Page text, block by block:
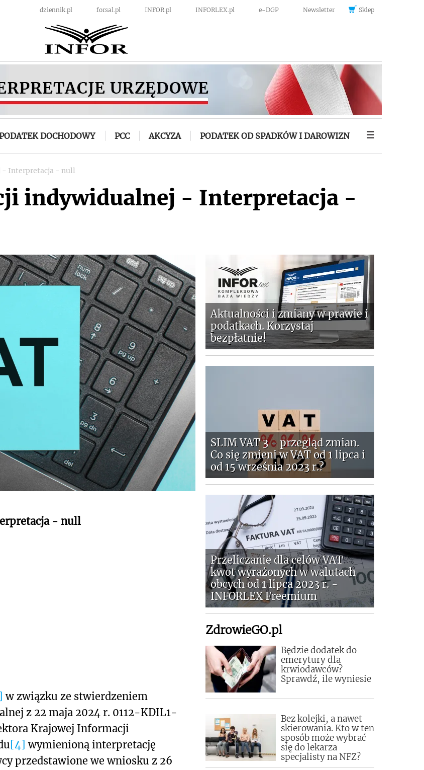
dziennik.pl forsal.pl INFOR.pl INFORLEX.pl e-DGP Newsletter Sklep
DOCHODOWY PCC AKCYZA PODATEK OD SPADKÓW I DAROWIZN
- Interpretacja - null
indywidualnej - Interpretacja -
- null
w związku ze stwierdzeniem
z 22 maja 2024 r. 0112-KDIL1-
Krajowej Informacji
[4] wymienioną interpretację
przedstawione we wniosku z 26
Aktualności i zmiany w prawie i
podatkach. Korzystaj
bezpłatnie!
SLIM VAT 3 - przegląd zmian.
Co się zmieni w VAT od 1 lipca i
od 15 września 2023 r.?
Przeliczanie dla celów VAT
kwot wyrażonych w walutach
obcych od 1 lipca 2023 r. -
INFORLEX Freemium
ZdrowieGO.pl
Będzie dodatek do
emerytury dla
krwiodawców?
Sprawdź, ile wyniesie
Bez kolejki, a nawet
skierowania. Kto w ten
sposób może wybrać
się do lekarza
specjalisty na NFZ?